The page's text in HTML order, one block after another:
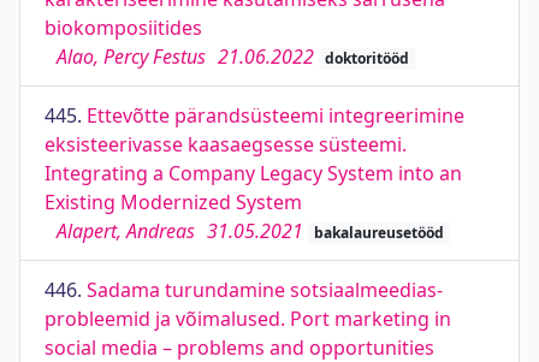
biokomposiitides
Alao, Percy Festus 21.06.2022 doktoritööd
445. Ettevõtte pärandsüsteemi integreerimine
eksisteerivasse kaasaegsesse süsteemi.
Integrating a Company Legacy System into an
Existing Modernized System
Alapert, Andreas 31.05.2021 bakalaureusetööd
446. Sadama turundamine sotsiaalmeedias-
probleemid ja võimalused. Port marketing in
social media – problems and opportunities